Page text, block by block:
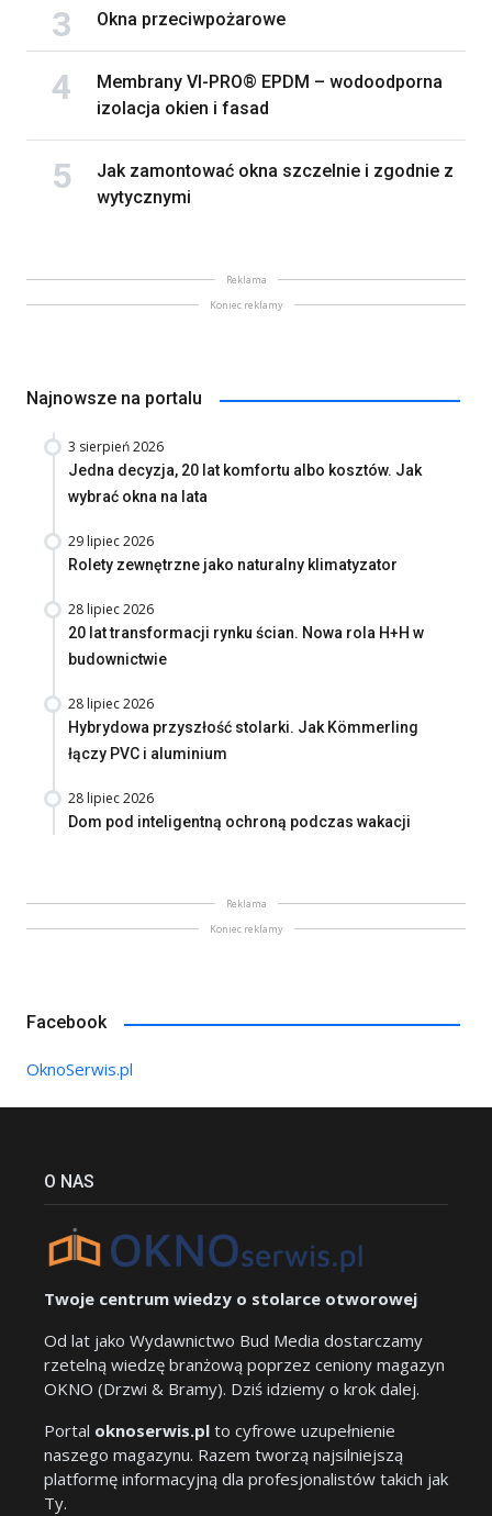
Okna przeciwpożarowe
Membrany VI-PRO® EPDM – wodoodporna
izolacja okien i fasad
Jak zamontować okna szczelnie i zgodnie z
wytycznymi
Reklama
Koniec reklamy
Najnowsze na portalu
3 sierpień 2026
Jedna decyzja, 20 lat komfortu albo kosztów. Jak
wybrać okna na lata
29 lipiec 2026
Rolety zewnętrzne jako naturalny klimatyzator
28 lipiec 2026
20 lat transformacji rynku ścian. Nowa rola H+H w
budownictwie
28 lipiec 2026
Hybrydowa przyszłość stolarki. Jak Kömmerling
łączy PVC i aluminium
28 lipiec 2026
Dom pod inteligentną ochroną podczas wakacji
Reklama
Koniec reklamy
Facebook
OknoSerwis.pl
O NAS
Twoje centrum wiedzy o stolarce otworowej
Od lat jako Wydawnictwo Bud Media dostarczamy
rzetelną wiedzę branżową poprzez ceniony magazyn
OKNO (Drzwi & Bramy). Dziś idziemy o krok dalej.
Portal oknoserwis.pl to cyfrowe uzupełnienie
naszego magazynu. Razem tworzą najsilniejszą
platformę informacyjną dla profesjonalistów takich jak
Ty.